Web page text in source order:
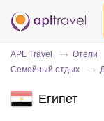
APL Travel Отели
Семейный отдых
Египет